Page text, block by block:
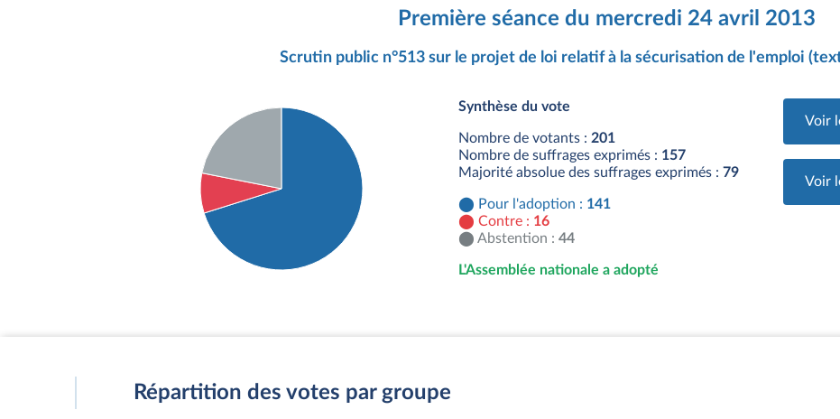
Première séance du mercredi 24 avril 2013
Scrutin public n°513 sur le projet de loi relatif à la sécurisation de l'emploi
Abstention : 44 députés
Synthèse du vote
Nombre de votants : 201
Nombre de suffrages exprimés : 157
Majorité absolue des suffrages exprimés : 79
Pour l'adoption : 141
Contre : 16
Abstention : 44
L'Assemblée nationale a adopté
Voir
Voir
Répartition des votes par groupe